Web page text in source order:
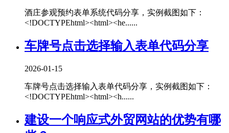
酒庄参观预约表单系统代码分享，实例截图如下：
<!DOCTYPEhtml><html><he......
车牌号点击选择输入表单代码分享
2026-01-15
车牌号点击选择输入表单代码分享，实例截图如下：
<!DOCTYPEhtml><html><h......
建设一个响应式外贸网站的优势有哪